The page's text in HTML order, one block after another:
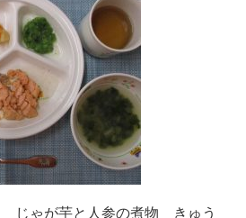
ゃが芋と人参の煮物 きゅう